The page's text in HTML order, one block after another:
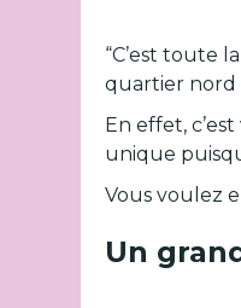
“C’est toute
quartier nord
En effet,
unique
Vous voulez
Un